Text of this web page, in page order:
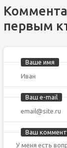
первым
Ваше имя
Ваш e-mail
Ваш